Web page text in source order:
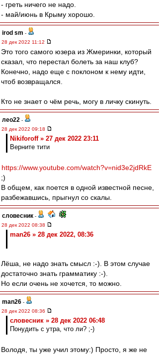
- греть ничего не надо.
- май/июнь в Крыму хорошо.
irod sm -
28 дек 2022 11:12
Это того самого юзера из Жмеринки, который
сказал, что перестал болеть за наш клуб?
Конечно, надо еще с поклоном к нему идти,
чтоб возвращался.
Кто не знает о чём речь, могу в личку скинуть.
лео22 -
28 дек 2022 09:18
Nikiforoff » 27 дек 2022 23:11
Верните тити
https://www.youtube.com/watch?v=nid3e2jdRkE
;)
В общем, как поется в одной известной песне,
разбежавшись, прыгнул со скалы.
словесник -
28 дек 2022 08:38
man26 » 28 дек 2022, 08:36
Лёша, не надо знать смысл :-). В этом случае
достаточно знать грамматику :-).
Но если очень не хочется, то можно.
man26 -
28 дек 2022 08:36
словесник » 28 дек 2022 06:48
Понудить с утра, что ли? ;-)
Володя, ты уже учил этому:) Просто, я же не